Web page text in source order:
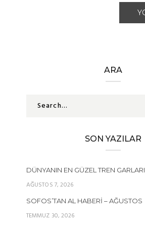
ARA
SON YAZILAR
DÜNYANIN EN GÜZEL TREN GARLARI
AĞUSTOS 7, 2026
SOFOS’TAN AL HABERI – AĞUSTOS
TEMMUZ 30, 2026